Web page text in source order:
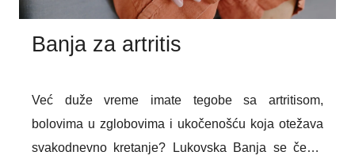
Banja za artritis
Već duže vreme imate tegobe sa artritisom,
bolovima u zglobovima i ukočenošću koja otežava
svakodnevno kretanje? Lukovska Banja se često